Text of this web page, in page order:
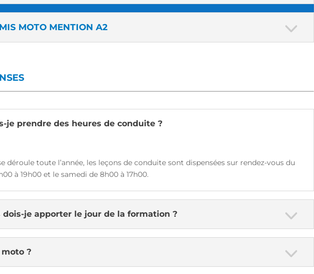
MOTO MENTION A2
je prendre des heures de conduite ?
déroule toute l’année, les leçons de conduite sont dispensées sur rendez-vous du
à 19h00 et le samedi de 8h00 à 17h00.
je apporter le jour de la formation ?
?